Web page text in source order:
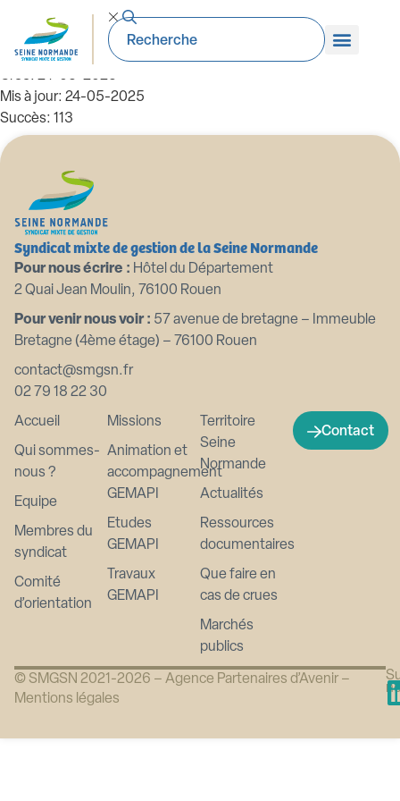
SMGSN-GEMA-8PAGES-A4-web PaP
Taille du fichier: 4.28 Mo
Créé: 24-05-2025
Mis à jour: 24-05-2025
Succès: 113
Syndicat mixte de gestion de la Seine Normande
Pour nous écrire : Hôtel du Département
2 Quai Jean Moulin, 76100 Rouen
Pour venir nous voir : 57 avenue de bretagne – Immeuble
Bretagne (4ème étage) – 76100 Rouen
contact@smgsn.fr
02 79 18 22 30
Accueil
Qui sommes-
nous ?
Equipe
Membres du
syndicat
Comité
d’orientation
Missions
Animation et
accompagnement
GEMAPI
Etudes
GEMAPI
Travaux
GEMAPI
Territoire
Seine
Normande
Actualités
Ressources
documentaires
Que faire en
cas de crues
Marchés
publics
Contact
© SMGSN 2021-2026 – Agence Partenaires d’Avenir –
Mentions légales